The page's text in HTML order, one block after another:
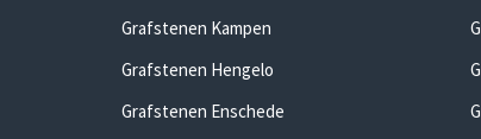
Grafstenen Kampen
Grafstenen Hengelo
Grafstenen Enschede